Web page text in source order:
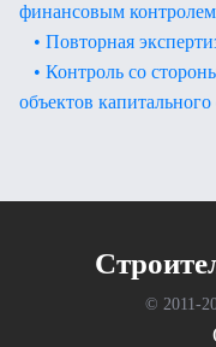
финансовым контролем
• Повторная
• Контроль со
объектов капитального
© 2011-